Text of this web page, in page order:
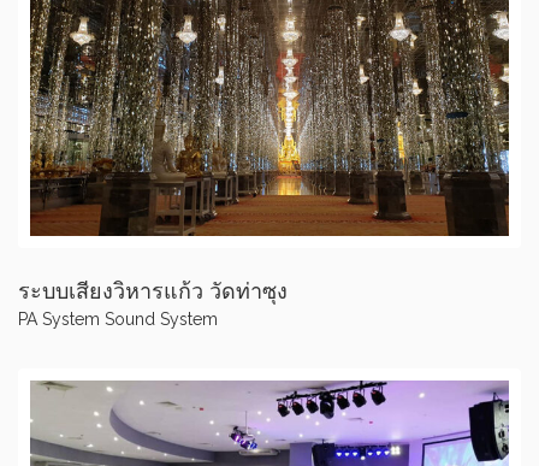
ระบบเสียงวิหารแก้ว วัดท่าซุง
PA System Sound System